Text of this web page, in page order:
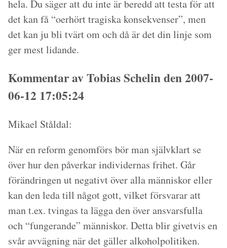
hela. Du säger att du inte är beredd att testa för att
det kan få “oerhört tragiska konsekvenser”, men
det kan ju bli tvärt om och då är det din linje som
ger mest lidande.
Kommentar av Tobias Schelin den 2007-
06-12 17:05:24
Mikael Ståldal:
När en reform genomförs bör man självklart se
över hur den påverkar individernas frihet. Går
förändringen ut negativt över alla människor eller
kan den leda till något gott, vilket försvarar att
man t.ex. tvingas ta lägga den över ansvarsfulla
och “fungerande” människor. Detta blir givetvis en
svår avvägning när det gäller alkoholpolitiken.